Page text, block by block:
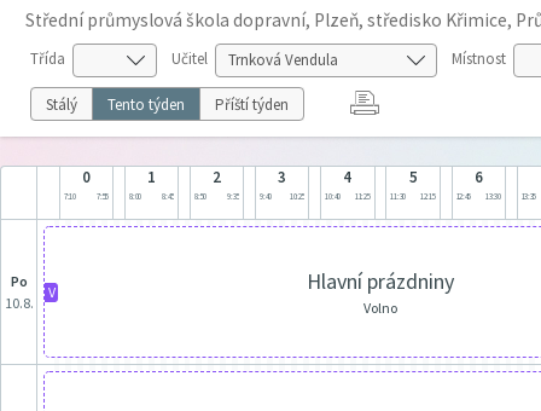
Střední průmyslová škola dopravní, Plzeň, středisko Křimice,
Třída Učitel Místnost
Stálý Tento týden Příští týden
0
7:10 7:55
1
8:00 8:45
2
8:50 9:35
3
9:40 10:25
4
10:40 11:25
5
11:30 12:15
6
12:45 13:30 13:35
po
10.8.
V Hlavní prázdniny
Volno